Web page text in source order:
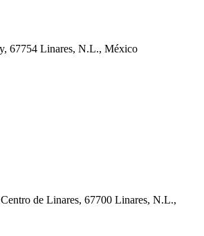
67754 Linares, N.L., México
de Linares, 67700 Linares, N.L.,